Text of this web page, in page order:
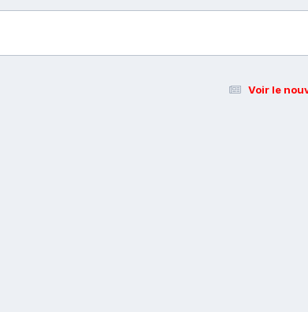
Voir le